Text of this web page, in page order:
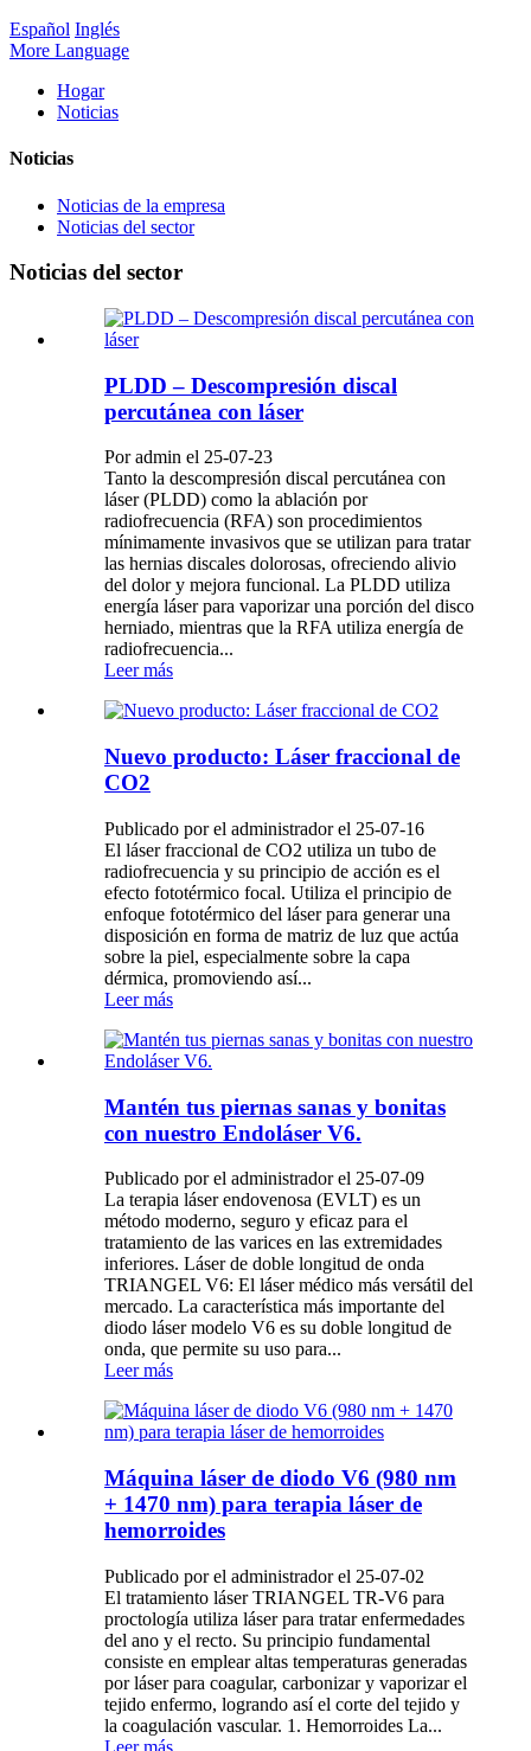
Español Inglés
More Language
Hogar
Noticias
Noticias
Noticias de la empresa
Noticias del sector
Noticias del sector
PLDD – Descompresión discal
percutánea con láser
Por admin el 25-07-23
Tanto la descompresión discal percutánea con
láser (PLDD) como la ablación por
radiofrecuencia (RFA) son procedimientos
mínimamente invasivos que se utilizan para tratar
las hernias discales dolorosas, ofreciendo alivio
del dolor y mejora funcional. La PLDD utiliza
energía láser para vaporizar una porción del disco
herniado, mientras que la RFA utiliza energía de
radiofrecuencia...
Leer más
Nuevo producto: Láser fraccional de
CO2
Publicado por el administrador el 25-07-16
El láser fraccional de CO2 utiliza un tubo de
radiofrecuencia y su principio de acción es el
efecto fototérmico focal. Utiliza el principio de
enfoque fototérmico del láser para generar una
disposición en forma de matriz de luz que actúa
sobre la piel, especialmente sobre la capa
dérmica, promoviendo así...
Leer más
Mantén tus piernas sanas y bonitas
con nuestro Endoláser V6.
Publicado por el administrador el 25-07-09
La terapia láser endovenosa (EVLT) es un
método moderno, seguro y eficaz para el
tratamiento de las varices en las extremidades
inferiores. Láser de doble longitud de onda
TRIANGEL V6: El láser médico más versátil del
mercado. La característica más importante del
diodo láser modelo V6 es su doble longitud de
onda, que permite su uso para...
Leer más
Máquina láser de diodo V6 (980 nm
+ 1470 nm) para terapia láser de
hemorroides
Publicado por el administrador el 25-07-02
El tratamiento láser TRIANGEL TR-V6 para
proctología utiliza láser para tratar enfermedades
del ano y el recto. Su principio fundamental
consiste en emplear altas temperaturas generadas
por láser para coagular, carbonizar y vaporizar el
tejido enfermo, logrando así el corte del tejido y
la coagulación vascular. 1. Hemorroides La...
Leer más